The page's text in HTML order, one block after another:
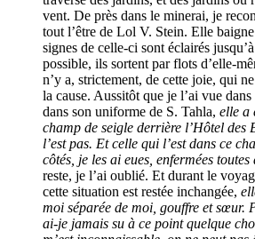
vent. De près dans le minerai, je
tout l’être de Lol V. Stein. Elle
signes de celle-ci sont éclairés
possible, ils sortent par flots d’elle-
n’y a, strictement, de cette joie, qui
la cause. Aussitôt que je l’ai vue
dans son uniforme de S. Tahla, elle a
champ de seigle derrière l’Hôtel des
l’est pas. Et celle qui l’est dans ce
côtés, je les ai eues, enfermées toutes
reste, je l’ai oublié. Et durant le
cette situation est restée inchangée,
moi séparée de moi, gouffre et sœur.
ai-je jamais su à ce point quelque